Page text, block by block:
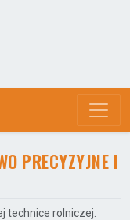
PRECYZYJNE I
technice rolniczej.